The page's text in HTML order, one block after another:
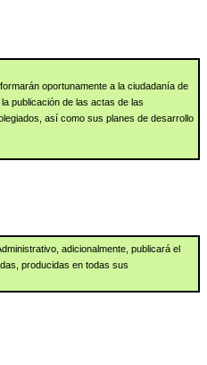
oportunamente a la ciudadanía de
publicación de las actas de las
así como sus planes de desarrollo
adicionalmente, publicará el
producidas en todas sus